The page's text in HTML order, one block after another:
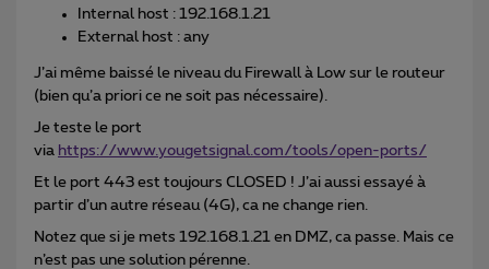
Internal host : 192.168.1.21
External host : any
J’ai même baissé le niveau du Firewall à Low sur le routeur
(bien qu’a priori ce ne soit pas nécessaire).
Je teste le port
via https://www.yougetsignal.com/tools/open-ports/
Et le port 443 est toujours CLOSED ! J’ai aussi essayé à
partir d’un autre réseau (4G), ca ne change rien.
Notez que si je mets 192.168.1.21 en DMZ, ca passe. Mais ce
n’est pas une solution pérenne.